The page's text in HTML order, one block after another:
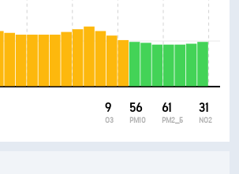
9
O3
56
PM10
61
PM2_5
31
NO2